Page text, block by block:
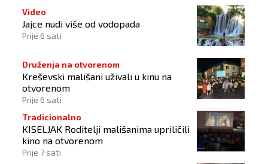
Video
Jajce nudi više od vodopada
Prije 6 sati
Druženja na otvorenom
Kreševski mališani uživali u kinu na
otvorenom
Prije 6 sati
Tradicionalno
KISELJAK Roditelji mališanima upriličili
kino na otvorenom
Prije 7 sati